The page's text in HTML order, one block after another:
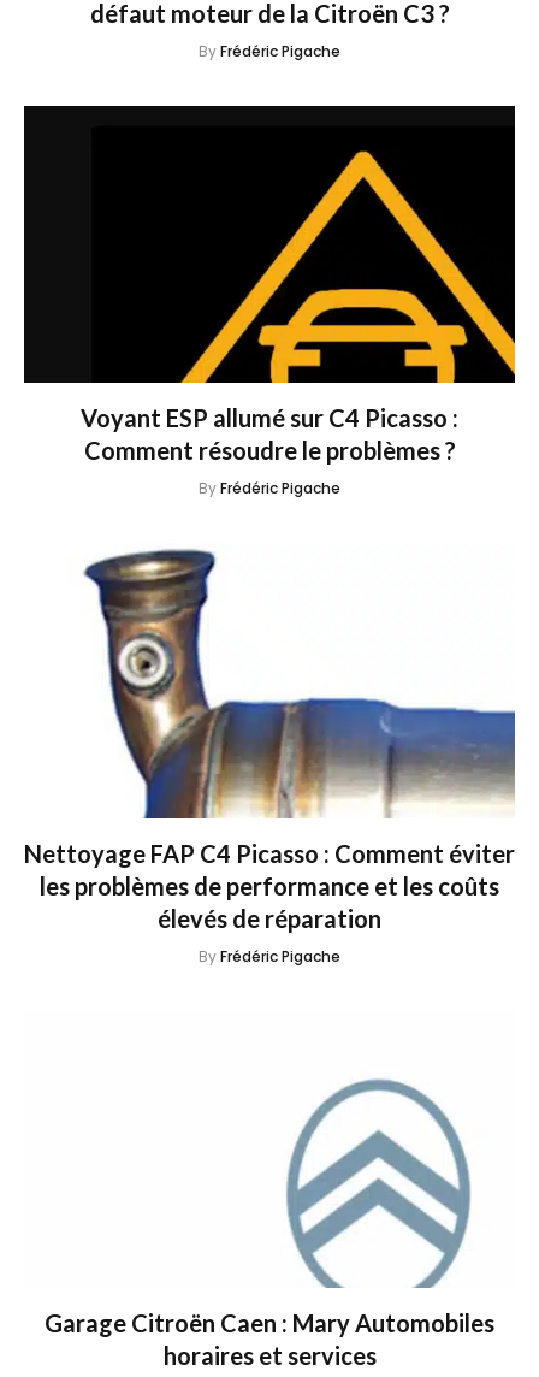
défaut moteur de la Citroën C3 ?
ByFrédéric Pigache
Voyant ESP allumé sur C4 Picasso :
Comment résoudre le problèmes ?
ByFrédéric Pigache
Nettoyage FAP C4 Picasso : Comment éviter
les problèmes de performance et les coûts
élevés de réparation
ByFrédéric Pigache
Garage Citroën Caen : Mary Automobiles
horaires et services